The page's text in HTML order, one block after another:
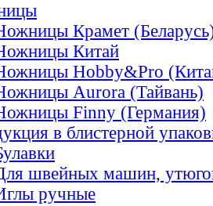
Крамет
Китай
Hobby&Pro
Aurora (Тайвань)
Finny (Германия)
в блистерной
швейных машин,
ручные